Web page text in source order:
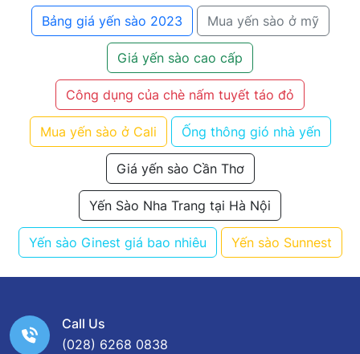
Bảng giá yến sào 2023 Mua yến sào ở mỹ
Giá yến sào cao cấp
Công dụng của chè nấm tuyết táo đỏ
Mua yến sào ở Cali Ống thông gió nhà yến
Giá yến sào Cần Thơ
Yến Sào Nha Trang tại Hà Nội
Yến sào Ginest giá bao nhiêu Yến sào Sunnest
Call Us
(028) 6268 0838